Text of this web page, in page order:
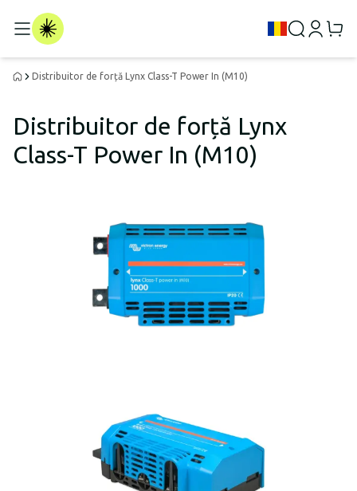
Distribuitor de forță Lynx Class-T Power In (M10)
Distribuitor de forță Lynx
Class-T Power In (M10)